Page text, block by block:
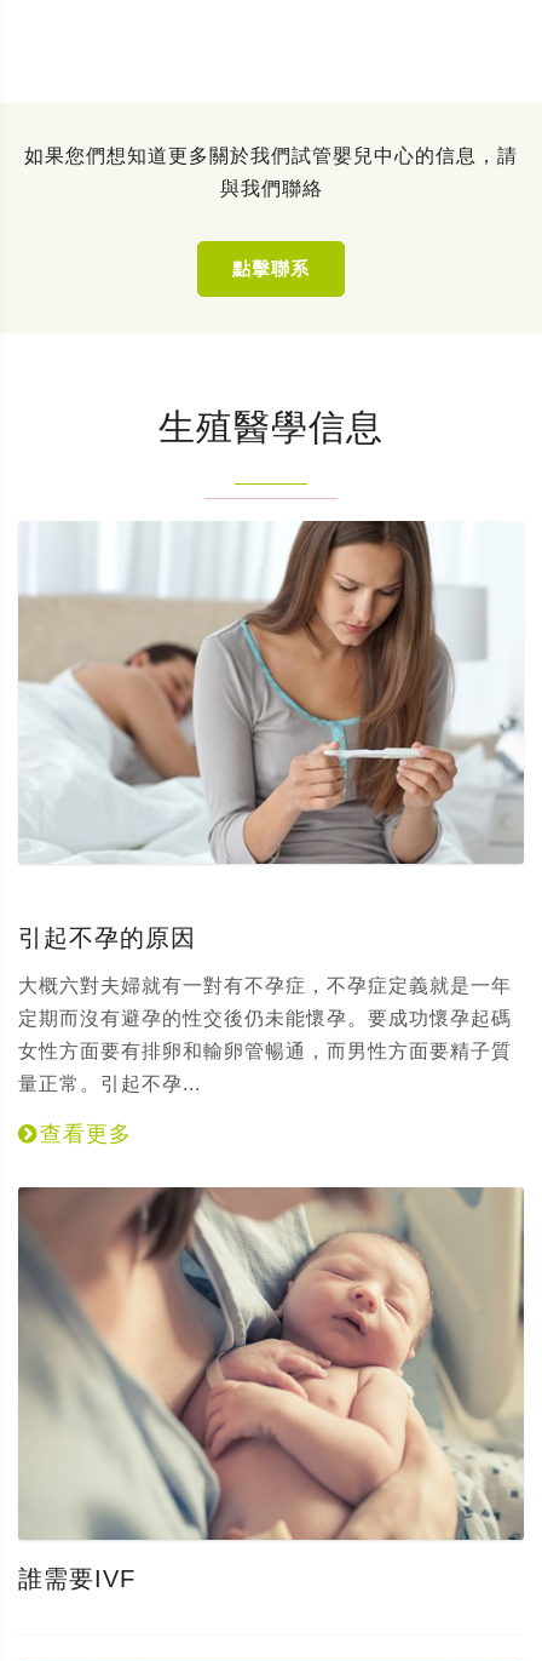
如果您們想知道更多關於我們試管嬰兒中心的信息，請
與我們聯絡
點擊聯系
生殖醫學信息
引起不孕的原因
大概六對夫婦就有一對有不孕症，不孕症定義就是一年
定期而沒有避孕的性交後仍未能懷孕。要成功懷孕起碼
女性方面要有排卵和輸卵管暢通，而男性方面要精子質
量正常。引起不孕...
查看更多
誰需要IVF